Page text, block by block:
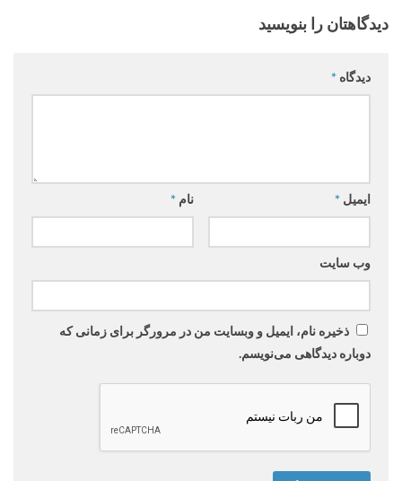
دیدگاهتان را بنویسید
دیدگاه *
نام * ایمیل *
وب‌ سایت
ذخیره نام، ایمیل و وبسایت من در مرورگر برای زمانی که
دوباره دیدگاهی می‌نویسم.